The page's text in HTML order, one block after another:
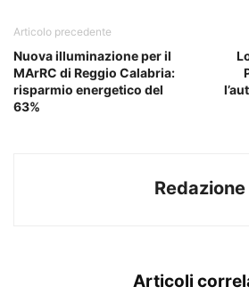
Articolo precedente
Nuova illuminazione per il
MArRC di Reggio Calabria:
risparmio energetico del
63%
Redazione
Articoli